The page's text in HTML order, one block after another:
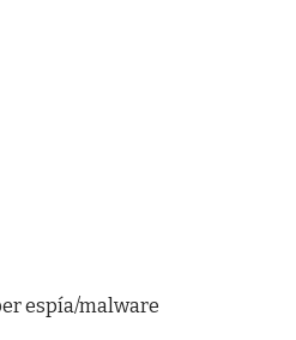
espía/malware